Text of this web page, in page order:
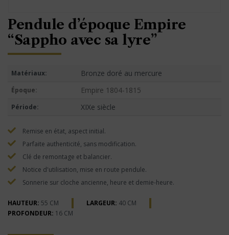
Pendule d’époque Empire
“Sappho avec sa lyre”
Matériaux: Bronze doré au mercure
Époque: Empire 1804-1815
Période: XIXe siècle
Remise en état, aspect initial.
Parfaite authenticité, sans modification.
Clé de remontage et balancier.
Notice d'utilisation, mise en route pendule.
Sonnerie sur cloche ancienne, heure et demie-heure.
HAUTEUR: 55 CM LARGEUR: 40 CM
PROFONDEUR: 16 CM